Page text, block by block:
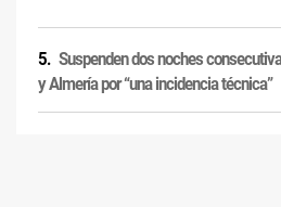
Suspenden dos noches
y Almería por “una incidencia técnica”